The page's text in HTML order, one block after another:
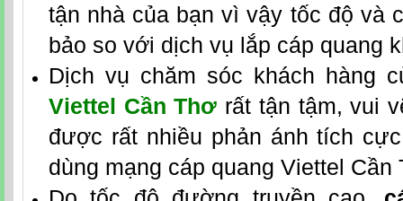
tận nhà của bạn vì vậy tốc độ và
bảo so với dịch vụ lắp cáp quang
Dịch vụ chăm sóc khách hàng
Viettel Cần Thơ rất tận tậm, vui
được rất nhiều phản ánh tích
dùng mạng cáp quang Viettel Cần